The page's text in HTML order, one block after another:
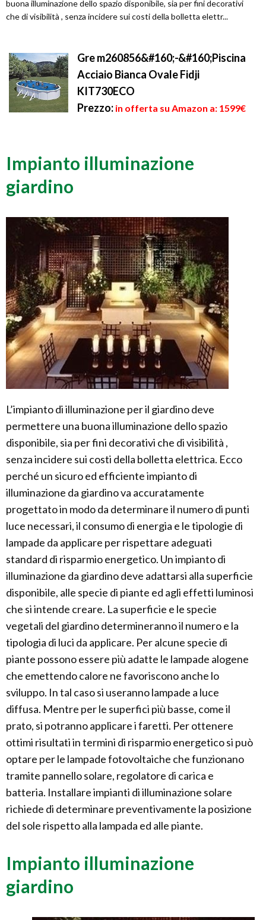
buona illuminazione dello spazio disponibile, sia per fini decorativi
che di visibilità , senza incidere sui costi della bolletta elettr...
Gre m260856&#160;-&#160;Piscina
Acciaio Bianca Ovale Fidji
KIT730ECO
Prezzo: in offerta su Amazon a: 1599€
Impianto illuminazione
giardino
L’impianto di illuminazione per il giardino deve
permettere una buona illuminazione dello spazio
disponibile, sia per fini decorativi che di visibilità ,
senza incidere sui costi della bolletta elettrica. Ecco
perché un sicuro ed efficiente impianto di
illuminazione da giardino va accuratamente
progettato in modo da determinare il numero di punti
luce necessari, il consumo di energia e le tipologie di
lampade da applicare per rispettare adeguati
standard di risparmio energetico. Un impianto di
illuminazione da giardino deve adattarsi alla superficie
disponibile, alle specie di piante ed agli effetti luminosi
che si intende creare. La superficie e le specie
vegetali del giardino determineranno il numero e la
tipologia di luci da applicare. Per alcune specie di
piante possono essere più adatte le lampade alogene
che emettendo calore ne favoriscono anche lo
sviluppo. In tal caso si useranno lampade a luce
diffusa. Mentre per le superfici più basse, come il
prato, si potranno applicare i faretti. Per ottenere
ottimi risultati in termini di risparmio energetico si può
optare per le lampade fotovoltaiche che funzionano
tramite pannello solare, regolatore di carica e
batteria. Installare impianti di illuminazione solare
richiede di determinare preventivamente la posizione
del sole rispetto alla lampada ed alle piante.
Impianto illuminazione
giardino